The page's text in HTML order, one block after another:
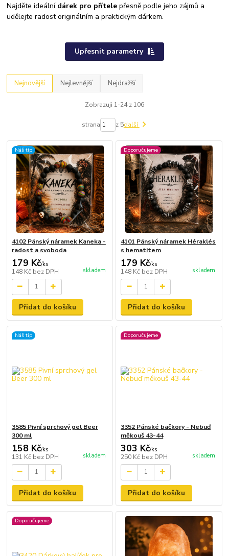
Najděte ideální dárek pro přítele přesně podle jeho zájmů a
udělejte radost originálním a praktickým dárkem.
Upřesnit parametry
Nejnovější Nejlevnější Nejdražší
Zobrazuji 1-24 z 106
strana z 5další
Náš tip
4102 Pánský náramek Kaneka -
radost a svoboda
179 Kč/ks
148 Kč bez DPH skladem
Přidat do košíku
Doporučujeme
4101 Pánský náramek Héraklés
s hematitem
179 Kč/ks
148 Kč bez DPH skladem
Přidat do košíku
Náš tip
3585 Pivní sprchový gel Beer
300 ml
158 Kč/ks
131 Kč bez DPH skladem
Přidat do košíku
Doporučujeme
3352 Pánské bačkory - Nebuď
měkouš 43-44
303 Kč/ks
250 Kč bez DPH skladem
Přidat do košíku
Doporučujeme